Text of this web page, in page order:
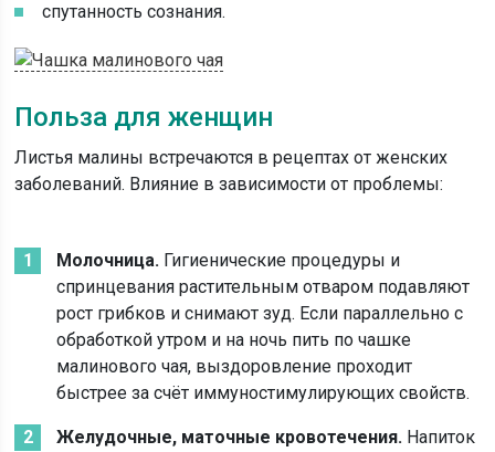
спутанность сознания.
Польза для женщин
Листья малины встречаются в рецептах от женских
заболеваний. Влияние в зависимости от проблемы:
Молочница. Гигиенические процедуры и
спринцевания растительным отваром подавляют
рост грибков и снимают зуд. Если параллельно с
обработкой утром и на ночь пить по чашке
малинового чая, выздоровление проходит
быстрее за счёт иммуностимулирующих свойств.
Желудочные, маточные кровотечения. Напиток